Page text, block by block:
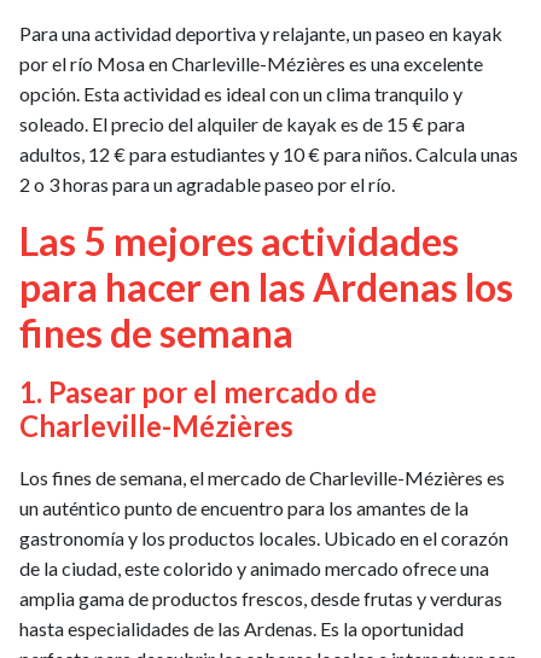
Para una actividad deportiva y relajante, un paseo en kayak
por el río Mosa en Charleville-Mézières es una excelente
opción. Esta actividad es ideal con un clima tranquilo y
soleado. El precio del alquiler de kayak es de 15 € para
adultos, 12 € para estudiantes y 10 € para niños. Calcula unas
2 o 3 horas para un agradable paseo por el río.
Las 5 mejores actividades
para hacer en las Ardenas los
fines de semana
1. Pasear por el mercado de
Charleville-Mézières
Los fines de semana, el mercado de Charleville-Mézières es
un auténtico punto de encuentro para los amantes de la
gastronomía y los productos locales. Ubicado en el corazón
de la ciudad, este colorido y animado mercado ofrece una
amplia gama de productos frescos, desde frutas y verduras
hasta especialidades de las Ardenas. Es la oportunidad